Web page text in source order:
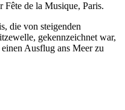
Fête de la Musique, Paris.
die von steigenden
gekennzeichnet war,
Ausflug ans Meer zu